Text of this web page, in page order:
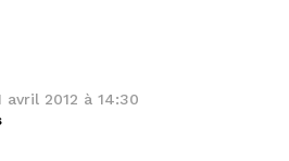
avril 2012 à 14:30